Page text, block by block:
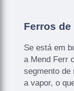
Ferros de
Se está em
a Mend Ferr
segmento de
a vapor, o